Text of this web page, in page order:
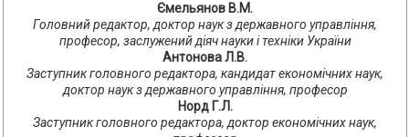
Ємельянов В.М.
Головний редактор, доктор наук з державного управління,
професор, заслужений діяч науки і техніки України
Антонова Л.В.
Заступник головного редактора, кандидат економічних наук,
доктор наук з державного управління, професор
Норд Г.Л.
Заступник головного редактора, доктор економічних наук,